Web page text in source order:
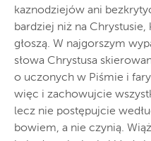
kaznodziejów ani
bardziej niż na
głoszą. W najgorszym
słowa Chrystusa
o uczonych w Piśmie i
więc i zachowujcie
lecz nie postępujcie
bowiem, a nie czynią.